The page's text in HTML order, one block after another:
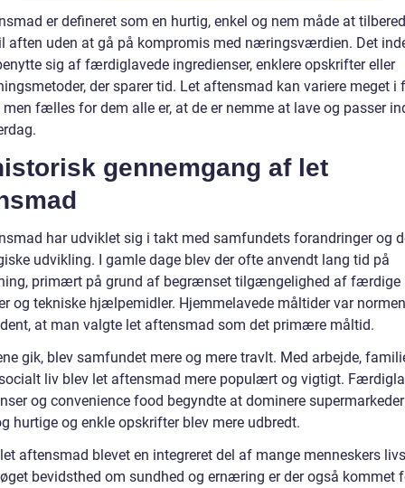
er defineret som en hurtig, enkel og nem måde at
aften uden at gå på kompromis med næringsværdien. Det
sig af færdiglavede ingredienser, enklere opskrifter eller
der sparer tid. Let aftensmad kan variere meget i
fælles for dem alle er, at de er nemme at lave og passer
gennemgang af let
har udviklet sig i takt med samfundets forandringer og
udvikling. I gamle dage blev der ofte anvendt lang tid på
primært på grund af begrænset tilgængelighed af færdige
og tekniske hjælpemidler. Hjemmelavede måltider var
at man valgte let aftensmad som det primære måltid.
gik, blev samfundet mere og mere travlt. Med arbejde,
liv blev let aftensmad mere populært og vigtigt.
og convenience food begyndte at dominere
hurtige og enkle opskrifter blev mere udbredt.
aftensmad blevet en integreret del af mange menneskers
bevidsthed om sundhed og ernæring er der også kommet